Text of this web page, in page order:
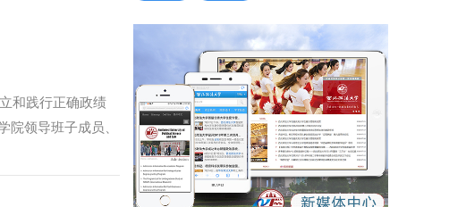
和践行正确政绩
领导班子成员、
才培养需求，从
行正确政绩观的价
锚定高质量发展